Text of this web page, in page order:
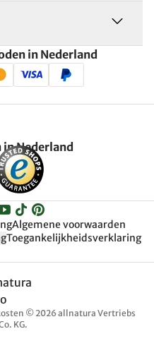
in Nederland
Nederland
Algemene voorwaarden
Toegankelijkheidsverklaring
© 2026 allnatura Vertriebs
KG.